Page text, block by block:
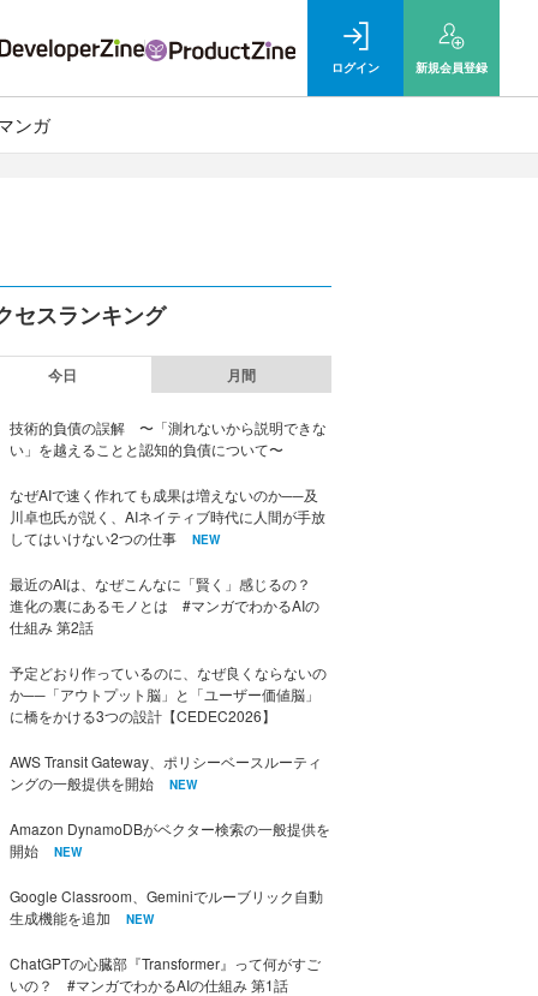
ログイン 新規会員登録
ンガ
セスランキング
今日 月間
技術的負債の誤解 〜「測れないから説明できな
い」を越えることと認知的負債について〜
なぜAIで速く作れても成果は増えないのか──及
川卓也氏が説く、AIネイティブ時代に人間が手放
してはいけない2つの仕事
NEW
最近のAIは、なぜこんなに「賢く」感じるの？
進化の裏にあるモノとは #マンガでわかるAIの
仕組み 第2話
予定どおり作っているのに、なぜ良くならないの
か──「アウトプット脳」と「ユーザー価値脳」
に橋をかける3つの設計【CEDEC2026】
AWS Transit Gateway、ポリシーベースルーティ
ングの一般提供を開始
NEW
Amazon DynamoDBがベクター検索の一般提供を
開始
NEW
Google Classroom、Geminiでルーブリック自動
生成機能を追加
NEW
ChatGPTの心臓部『Transformer』って何がすご
いの？ #マンガでわかるAIの仕組み 第1話